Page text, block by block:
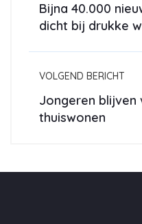
Bijna 40.000
dicht bij drukke
VOLGEND BERICHT
Jongeren blijven
thuiswonen